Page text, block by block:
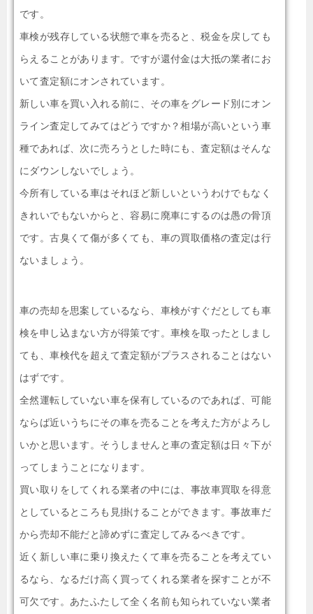
です。
車検が残存している状態で車を売ると、税金を戻しても
らえることがあります。ですが還付金は大抵の業者にお
いて査定額にオンされています。
新しい車を買い入れる前に、その車をグレード別にオン
ライン査定してみてはどうですか？相場が高いという車
種であれば、次に売ろうとした時にも、査定額はそんな
にダウンしないでしょう。
今所有している車はそれほど新しいというわけでもなく
きれいでもないからと、容易に廃車にするのは愚の骨頂
です。古臭くて傷が多くても、車の買取価格の査定は行
ないましょう。
車の売却を思案しているなら、車検がすぐだとしても車
検を申し込まない方が得策です。車検を取ったとしまし
ても、車検代を超えて査定額がプラスされることはない
はずです。
全然運転していない車を保有しているのであれば、可能
ならば近いうちにその車を売ることを考えた方がよろし
いかと思います。そうしませんと車の査定額は日々下が
ってしまうことになります。
買い取りをしてくれる業者の中には、事故車買取を得意
としているところも見掛けることができます。事故車だ
から売却不能だと諦めずに査定してみるべきです。
近く新しい車に乗り換えたくて車を売ることを考えてい
るなら、なるだけ高く買ってくれる業者を探すことが不
可欠です。あたふたして全く名前も知られていない業者